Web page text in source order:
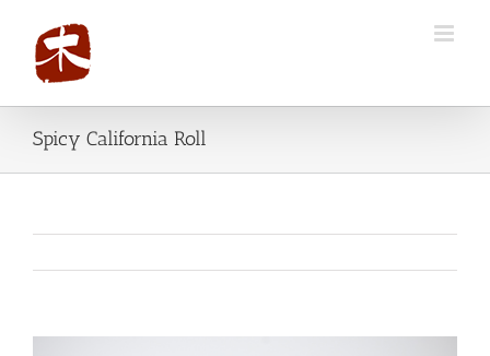
Spicy California Roll